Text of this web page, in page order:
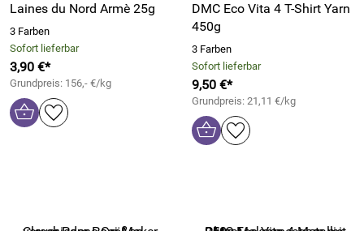
Laines du Nord Armè 25g
3 Farben
Sofort lieferbar
3,90 €*
Grundpreis: 156,- €/kg
DMC Eco Vita 4 T-Shirt Yarn
450g
3 Farben
Sofort lieferbar
9,50 €*
Grundpreis: 21,11 €/kg